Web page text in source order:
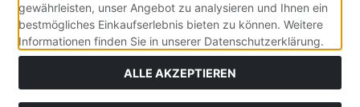
Sicherheitscode bitte hier eingeben:
gewährleisten, unser Angebot zu analysieren und Ihnen ein
bestmögliches Einkaufserlebnis bieten zu können. Weitere
Informationen finden Sie in unserer Datenschutzerklärung.
ALLE AKZEPTIEREN